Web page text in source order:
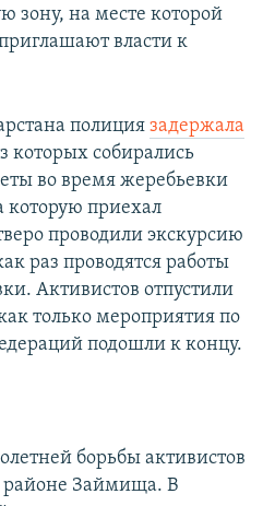
зону, на месте которой
власти к
полиция задержала
которых собирались
во время жеребьевки
которую приехал
проводили экскурсию
раз проводятся работы
Активистов отпустили
только мероприятия по
подошли к концу.
борьбы активистов
районе Займища. В